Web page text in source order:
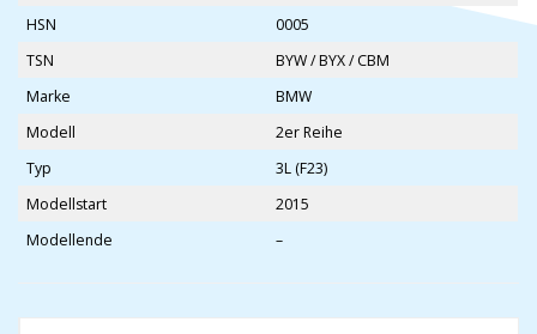
HSN
0005
TSN
BYW / BYX / CBM
Marke
BMW
Modell
2er Reihe
Typ
3L (F23)
Modellstart
2015
Modellende
–